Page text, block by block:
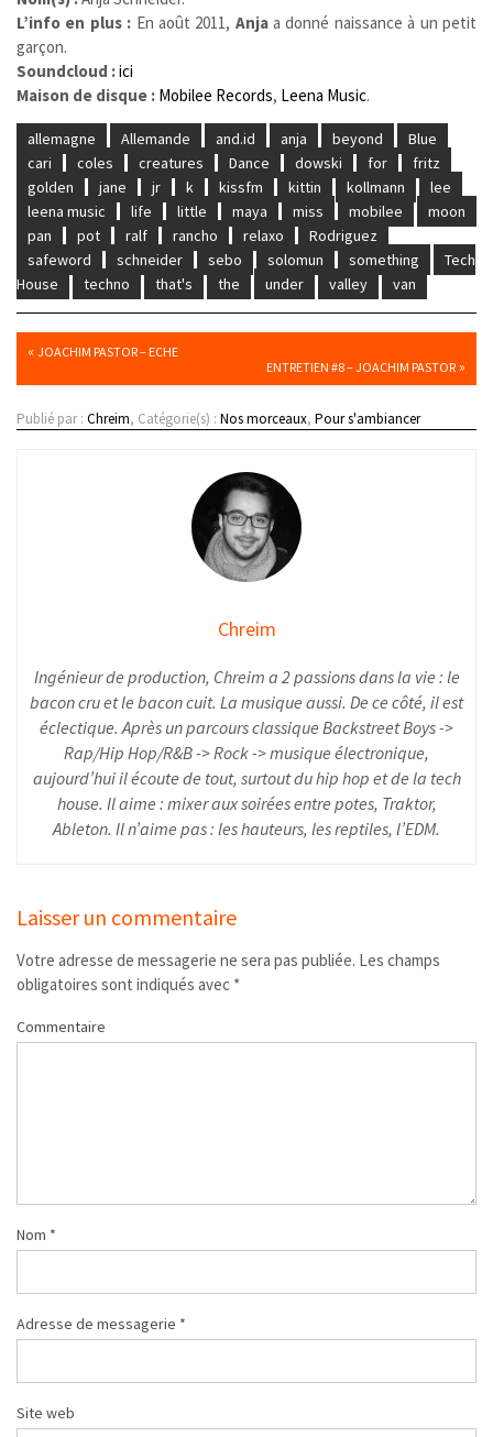
L’info en plus : En août 2011, Anjaa donné naissance à un petit
garçon.
Soundcloud :ici
Maison de disque : Mobilee Records, Leena Music.
allemagne Allemande and.id anja beyond
Blue
cari
coles creatures Dance dowski for
fritz
golden
jane jr k kissfm kittin kollmann
lee
leena music
life little maya miss mobilee
moon
pan
pot ralf rancho relaxo
Rodriguez
safeword
schneider sebo solomun something
Tech
House
techno that's the under valley van
« JOACHIM PASTOR – ECHE
ENTRETIEN #8 – JOACHIM PASTOR »
Publié par : Chreim, Catégorie(s) : Nos morceaux, Pour s'ambiancer
Chreim
Ingénieur de production, Chreim a 2 passions dans la vie : le
bacon cru et le bacon cuit. La musique aussi. De ce côté, il est
éclectique. Après un parcours classique Backstreet Boys ->
Rap/Hip Hop/R&B -> Rock -> musique électronique,
aujourd’hui il écoute de tout, surtout du hip hop et de la tech
house. Il aime : mixer aux soirées entre potes, Traktor,
Ableton. Il n’aime pas : les hauteurs, les reptiles, l’EDM.
Laisser un commentaire
Votre adresse de messagerie ne sera pas publiée. Les champs
obligatoires sont indiqués avec *
Commentaire
Nom *
Adresse de messagerie *
Site web